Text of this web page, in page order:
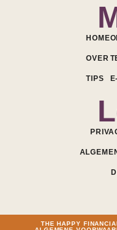
HOME
OVER
TIPS
THE HAPPY